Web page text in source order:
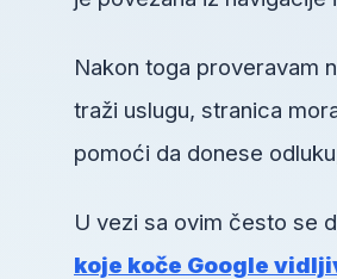
Nakon toga proveravam
traži uslugu, stranica
pomoći da donese
U vezi sa ovim često se
koje koče Google